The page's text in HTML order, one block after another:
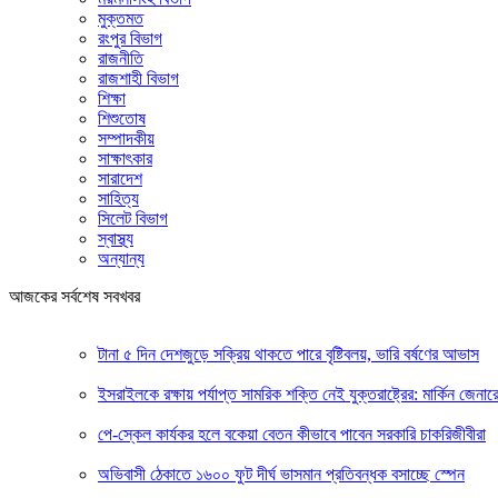
মুক্তমত
রংপুর বিভাগ
রাজনীতি
রাজশাহী বিভাগ
শিক্ষা
শিশুতোষ
সম্পাদকীয়
সাক্ষাৎকার
সারাদেশ
সাহিত্য
সিলেট বিভাগ
স্বাস্থ্য
অন্যান্য
আজকের সর্বশেষ সবখবর
টানা ৫ দিন দেশজুড়ে সক্রিয় থাকতে পারে বৃষ্টিবলয়, ভারি বর্ষণের আভাস
ইসরাইলকে রক্ষায় পর্যাপ্ত সামরিক শক্তি নেই যুক্তরাষ্ট্রের: মার্কিন
পে-স্কেল কার্যকর হলে বকেয়া বেতন কীভাবে পাবেন সরকারি চাকরিজীবীরা
অভিবাসী ঠেকাতে ১৬০০ ফুট দীর্ঘ ভাসমান প্রতিবন্ধক বসাচ্ছে স্পেন